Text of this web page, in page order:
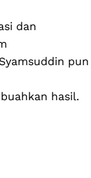
dan
pun
hasil.